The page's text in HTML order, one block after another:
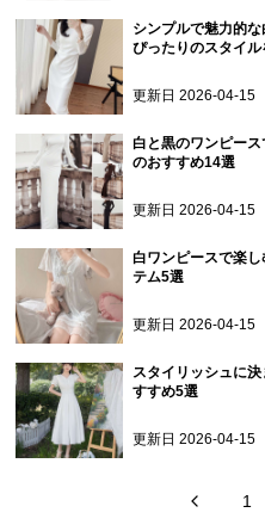
シンプルで魅力的
ぴったりのスタイ
更新日2026-04-15
白と黒のワンピー
のおすすめ14選
更新日2026-04-15
白ワンピースで楽
テム5選
更新日2026-04-15
スタイリッシュに
すすめ5選
更新日2026-04-15
1